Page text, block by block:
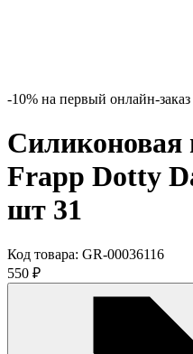
-10% на первый онлайн-заказ
Силиконовая
Frapp Dotty
шт 31
Код товара: GR-00036116
550 ₽